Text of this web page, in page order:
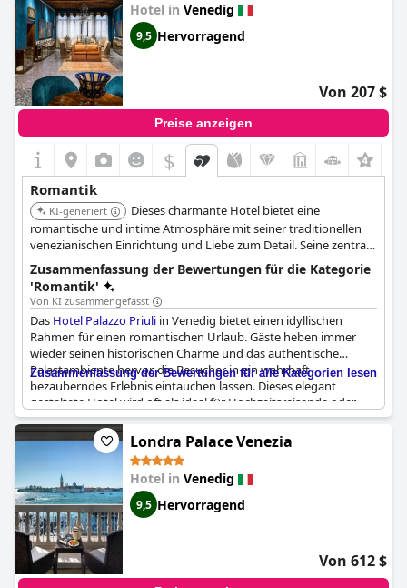
Hotel in Venedig
9,5 Hervorragend
Von 207 $
Preise anzeigen
$
Romantik
KI-generiert
Dieses charmante Hotel bietet eine
romantische und intime Atmosphäre mit seiner traditionellen
venezianischen Einrichtung und Liebe zum Detail. Seine zentrale
Lage und der persönliche Service machen es zur perfekten Wahl
für Paare, die einen romantischen Kurzurlaub suchen.
Zusammenfassung der Bewertungen für die Kategorie
'Romantik'
Von KI zusammengefasst
Das Hotel Palazzo Priuli in Venedig bietet einen idyllischen
Rahmen für einen romantischen Urlaub. Gäste heben immer
wieder seinen historischen Charme und das authentische
Palastambiente hervor, die Besucher in ein wahrhaft
bezauberndes Erlebnis eintauchen lassen. Dieses elegant
gestaltete Hotel wird oft als ideal für Hochzeitsreisende oder
Paare beschrieben, die einen intimen Urlaub suchen. Die
Gesamtatmosphäre harmoniert wunderbar mit Venedigs
magischer Anziehungskraft und macht es zu einer idealen Wahl
für alle, die die Liebe in einer romantischen und malerischen
Umgebung feiern möchten.
Zusammenfassung der Bewertungen für alle Kategorien lesen
Londra Palace Venezia
Hotel in Venedig
9,5 Hervorragend
Von 612 $